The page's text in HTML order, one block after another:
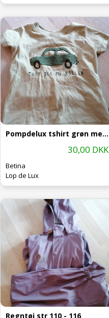
Pompdelux tshirt grøn med bil str 86
30,00 DKK
Betina
Lop de Lux
Regntøj str 110 - 116